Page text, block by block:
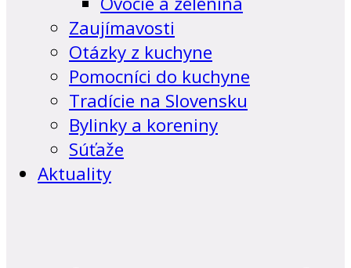
Zaujímavosti
Otázky z kuchyne
Pomocníci do kuchyne
Tradície na Slovensku
Bylinky a koreniny
Súťaže
Aktuality